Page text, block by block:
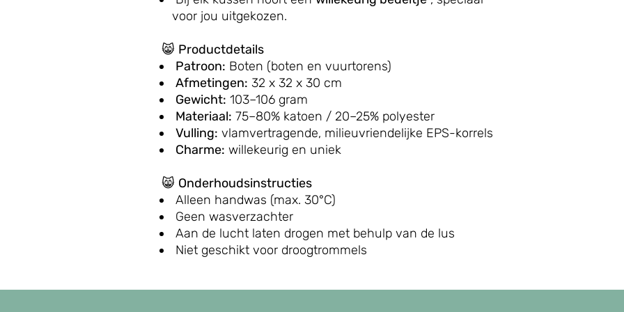
voor jou uitgekozen.
😸 Productdetails
Patroon: Boten (boten en vuurtorens)
Afmetingen: 32 x 32 x 30 cm
Gewicht: 103–106 gram
Materiaal: 75–80% katoen / 20–25% polyester
Vulling: vlamvertragende, milieuvriendelijke EPS-korrels
Charme: willekeurig en uniek
😸 Onderhoudsinstructies
Alleen handwas (max. 30°C)
Geen wasverzachter
Aan de lucht laten drogen met behulp van de lus
Niet geschikt voor droogtrommels